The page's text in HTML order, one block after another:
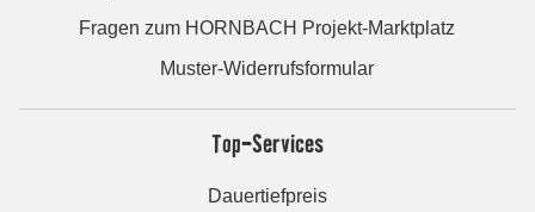
Fragen zum HORNBACH Projekt-Marktplatz
Muster-Widerrufsformular
Top-Services
Dauertiefpreis